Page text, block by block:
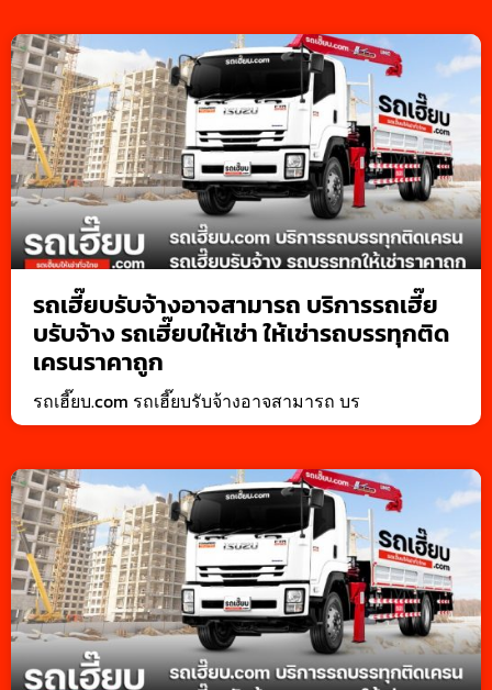
รถเฮี๊ยบรับจ้างอาจสามารถ บริการรถเฮี๊ย
บรับจ้าง รถเฮี๊ยบให้เช่า ให้เช่ารถบรรทุกติด
เครนราคาถูก
รถเฮี๊ยบ.com รถเฮี๊ยบรับจ้างอาจสามารถ บร